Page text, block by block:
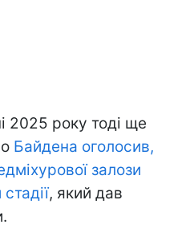
2025 року тоді ще
Байдена оголосив,
залози
, який дав